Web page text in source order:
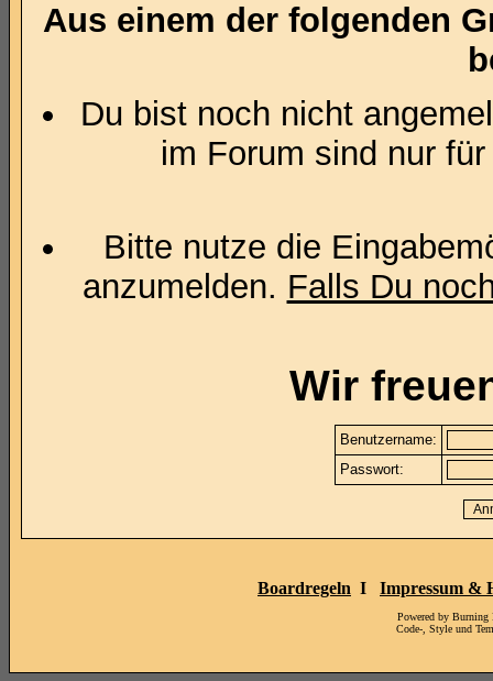
Aus einem der folgenden
Du bist noch nicht
im Forum sind nur
Bitte nutze die
anzumelden. Falls Du
Wir
Benutzername:
Passwort:
Boardregeln I Impressum &
Powered by
Code-, Style und